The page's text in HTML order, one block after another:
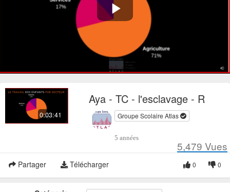
Play
Video
0:03:41
Aya - TC - l'esclavage - R
Groupe Scolaire Atlas
5 années
5,479 Vues
Partager Télécharger 0
0